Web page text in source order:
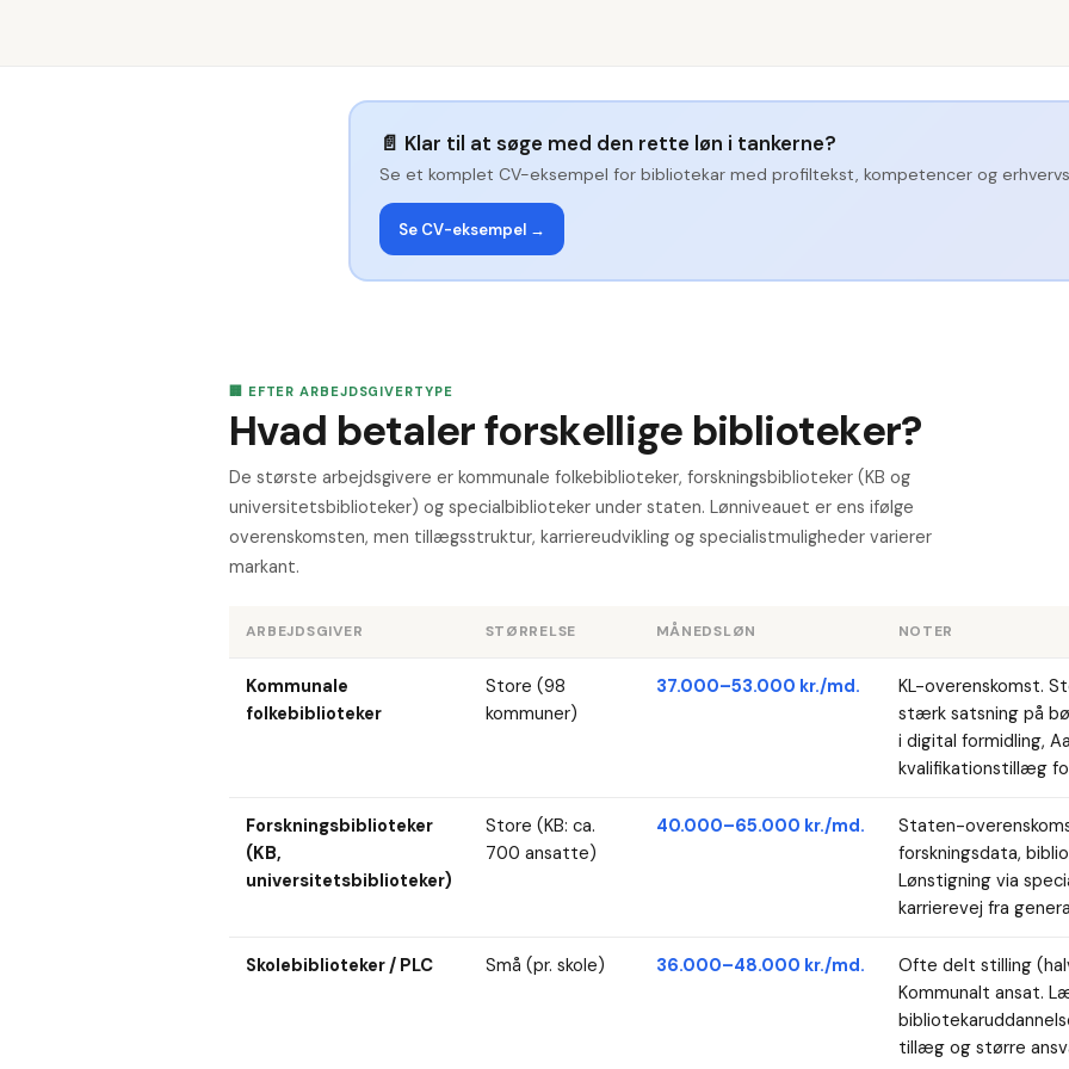
📄 Klar til at søge med den rette løn i tankerne?
Se et komplet CV-eksempel for bibliotekarmed profiltekst, kompetencer og
Se CV-eksempel →
🏢 EFTER ARBEJDSGIVERTYPE
Hvad betaler forskellige biblioteker?
De største arbejdsgivere er kommunale folkebiblioteker, forskningsbiblioteker (KB og
universitetsbiblioteker) og specialbiblioteker under staten. Lønniveauet er ens ifølge
overenskomsten, men tillægsstruktur, karriereudvikling og specialistmuligheder varierer
markant.
ARBEJDSGIVER STØRRELSE MÅNEDSLØN NOTER
Kommunale
folkebiblioteker
Store (98
kommuner)
37.000–53.000 kr./md.
KL-overenskomst.
stærk satsning på
i digital formidling,
kvalifikationstillæg
Forskningsbiblioteker
(KB,
universitetsbiblioteker)
Store (KB: ca.
700 ansatte)
40.000–65.000 kr./md.
Staten-
forskningsdata,
Lønstigning via
karrierevej fra
Skolebiblioteker / PLC Små (pr. skole) 36.000–48.000 kr./md.
Ofte delt stilling
Kommunalt ansat.
tillæg og større